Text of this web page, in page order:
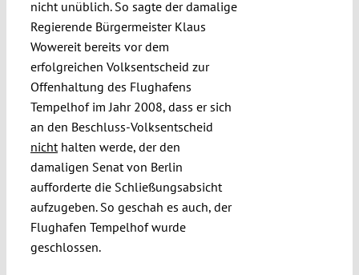
nicht unüblich. So sagte der damalige
Regierende Bürgermeister Klaus
Wowereit bereits vor dem
erfolgreichen Volksentscheid zur
Offenhaltung des Flughafens
Tempelhof im Jahr 2008, dass er sich
an den Beschluss-Volksentscheid
nichthalten werde, der den
damaligen Senat von Berlin
aufforderte die Schließungsabsicht
aufzugeben. So geschah es auch, der
Flughafen Tempelhof wurde
geschlossen.